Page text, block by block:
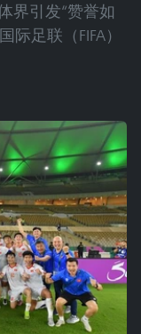
界引发“赞誉如
足联（FIFA）